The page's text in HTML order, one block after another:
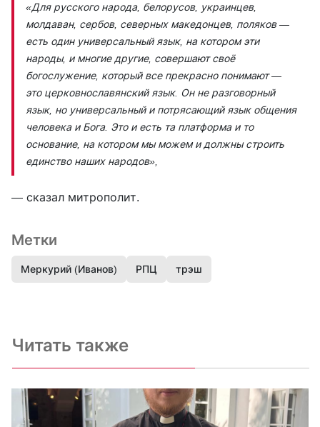
«Для русского народа, белорусов, украинцев,
молдаван, сербов, северных македонцев, поляков —
есть один универсальный язык, на котором эти
народы, и многие другие, совершают своё
богослужение, который все прекрасно понимают —
это церковнославянский язык. Он не разговорный
язык, но универсальный и потрясающий язык общения
человека и Бога. Это и есть та платформа и то
основание, на котором мы можем и должны строить
единство наших народов»,
— сказал митрополит.
Метки
Меркурий (Иванов) РПЦ трэш
Читать также